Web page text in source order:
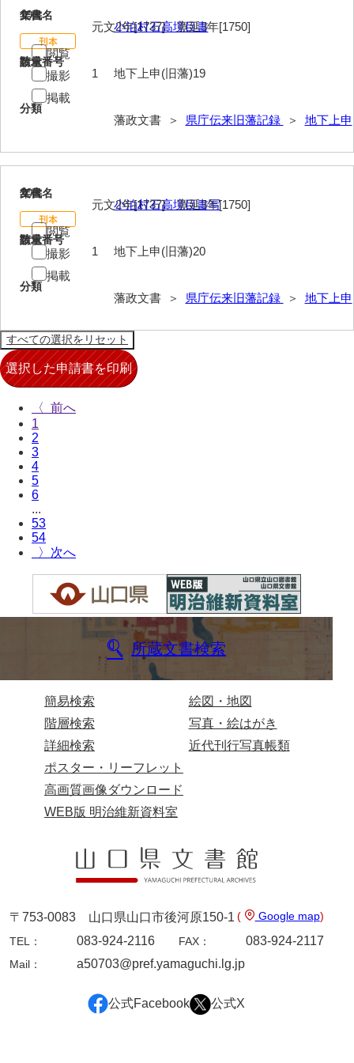
19
文書名
小泊村石高境目書
請求番号
地下上申(旧藩)19
分類
藩政文書 ＞ 県庁伝来旧藩記録 ＞ 地下上申
年代
元文2年[1737]、寛延3年[1750]
数量
1
閲覧
撮影
掲載
20
文書名
小泊村石高境目書写
請求番号
地下上申(旧藩)20
分類
藩政文書 ＞ 県庁伝来旧藩記録 ＞ 地下上申
年代
元文2年[1737]、寛延3年[1750]
数量
1
閲覧
撮影
掲載
〈
1
2
3
4
5
6
...
53
54
〉
所蔵文書検索
簡易検索
階層検索
詳細検索
絵図・地図
写真・絵はがき
近代刊行写真帳類
ポスター・リーフレット
高画質画像ダウンロード
WEB版 明治維新資料室
〒753-0083 山口県山口市後河原150-1 ( Google map)
TEL：
083-924-2116 FAX： 083-924-2117
Mail： a50703@pref.yamaguchi.lg.jp
公式Facebook 公式X